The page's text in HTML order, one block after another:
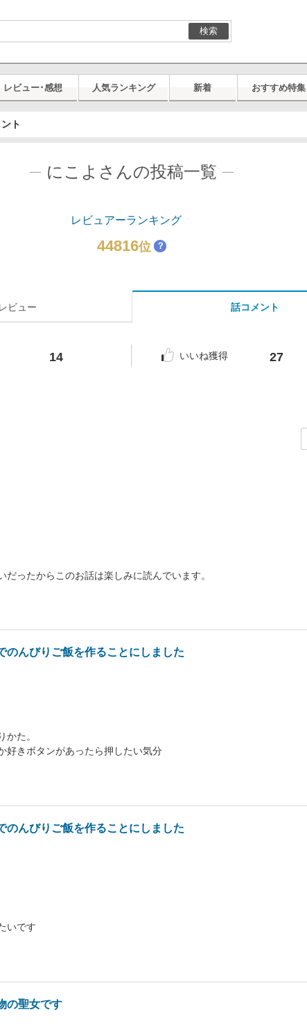
検索
レビュー･感想 人気ランキング 新着 おすすめ特集
ト
にこよさんの投稿一覧
レビュアーランキング
44816位 ？
ビュー 話コメント
14 いいね獲得 27
ったからこのお話は楽しみに読んでいます。
のんびりご飯を作ることにしました
かた。
好きボタンがあったら押したい気分
のんびりご飯を作ることにしました
いです
の聖女です